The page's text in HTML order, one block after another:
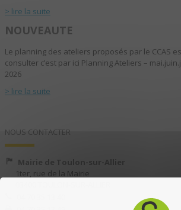
> lire la suite
NOUVEAUTE
Le planning des ateliers proposés par le CCAS
consulter c’est par ici Planning Ateliers –
2026
> lire la suite
NOUS CONTACTER
Mairie de Toulon-sur-Allier
1ter, rue de la Mairie